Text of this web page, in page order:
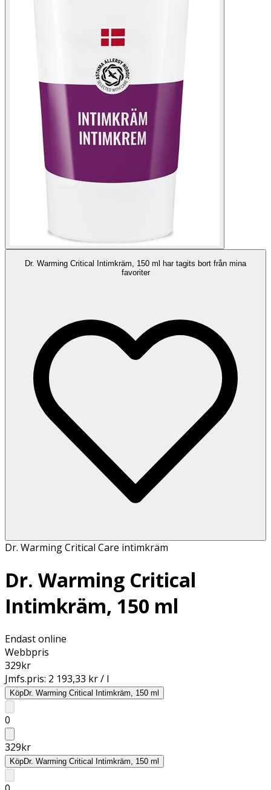
Dr. Warming Critical Intimkräm, 150 ml har tagits bort från mina
favoriter
Dr. Warming Critical Care intimkräm
Dr. Warming Critical
Intimkräm, 150 ml
Endast online
Webbpris
329kr
Jmfs.pris: 2 193,33 kr / l
KöpDr. Warming Critical Intimkräm, 150 ml
0
329kr
KöpDr. Warming Critical Intimkräm, 150 ml